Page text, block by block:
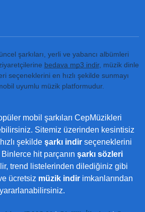
şarkıları, yerli ve yabancı albümleri
bedava mp3 indir, müzik dinle
seçeneklerini en hızlı şekilde sunmayı
uyumlu müzik platformudur.
mobil şarkıları CepMüzikleri
Sitemiz üzerinden kesintisiz
şekilde şarkı indirseçeneklerini
hit parçanın şarkı sözleri
trend listelerinden dilediğiniz gibi
ücretsiz müzik indir imkanlarından
yararlanabilirsiniz.